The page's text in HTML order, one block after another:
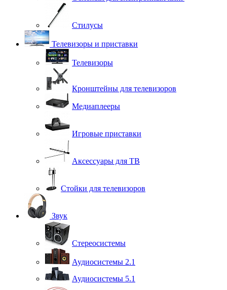
Стилусы
Телевизоры и приставки
Телевизоры
Кронштейны для телевизоров
Медиаплееры
Игровые приставки
Аксессуары для ТВ
Стойки для телевизоров
Звук
Стереосистемы
Аудиосистемы 2.1
Аудиосистемы 5.1